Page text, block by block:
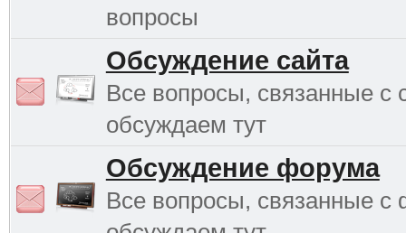
вопросы
Обсуждение сайта
Все вопросы, связанные с
обсуждаем тут
Обсуждение форума
Все вопросы, связанные